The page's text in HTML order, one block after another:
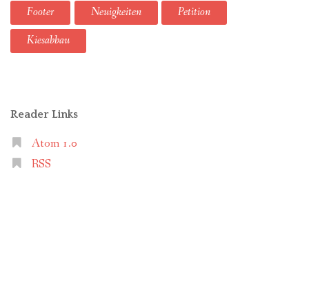
Footer
Neuigkeiten
Petition
Kiesabbau
Reader Links
Atom 1.0
RSS